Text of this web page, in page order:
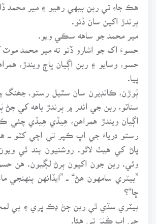
هڪ جاءِ تي ربن بيهي رهيو ۽ مير محمد
ٻرندڙ اکين سان ڏٺو.
مير محمد جو ساهه سڪي ويو.
حسوءَ اک جو اشارو ڏنو ته مير محمد موٽ
حسو، وسايو ۽ ربن اڳيان ڀاڄ ويندڙ،
پيا.
ٻُوڙن، ڪانڊيرن سان سٿيل رستو. جھنگ ۾
سناٽو، ربن جي اندر ۾ ٻرندڙ باهه کي ڄڻ
اڳيان ويندڙ همراهن، هِيڏي هِيڏي چئي
رستو درياءَ جي اڀ ڪپر تي اچي کٽو ـــ
پاڻ کي هيٺ لاٿو. روشنيون بند ٿي ويون
وئي. ربن جون اکيون ٻرڻ لڳيون. هن
”بيٽري سامهون هڻ“ ــ ”ايڏانهن پنهنجي
ڇا“؟
بيٽري سڌي ٿي ربن ڄڻ ڊڪ ڀري ۽ ٻي
جي اڀ ڪَپَرَ تي هئا.